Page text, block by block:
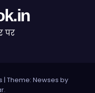
पर
| Theme: Newses by
.